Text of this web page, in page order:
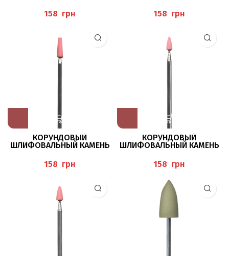
грн
грн
КОРУНДОВЫЙ
ШЛИФОВАЛЬНЫЙ КАМЕНЬ
грн
КОРУНДОВЫЙ
ШЛИФОВАЛЬНЫЙ КАМЕНЬ
грн